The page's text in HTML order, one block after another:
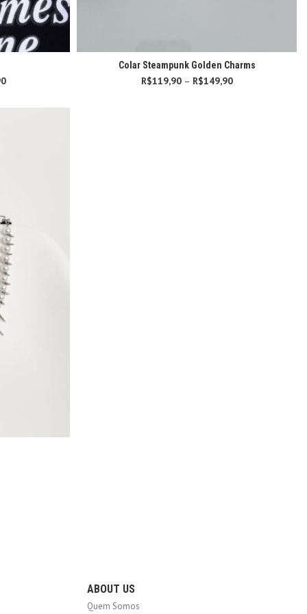
através
Colar Steampunk Golden Charms
R$119,90 – R$149,90
ABOUT US
Quem Somos